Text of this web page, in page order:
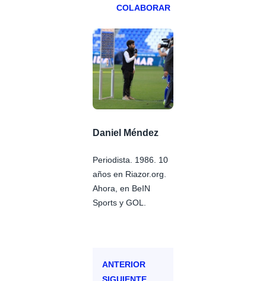
COLABORAR
Daniel Méndez
Periodista. 1986. 10
años en Riazor.org.
Ahora, en BeIN
Sports y GOL.
ANTERIOR